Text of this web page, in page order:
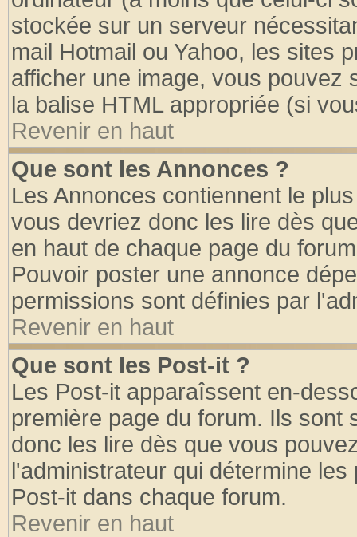
stockée sur un serveur
mail Hotmail ou Yahoo, les sites
afficher une image, vous pouvez
la balise HTML appropriée (si
Revenir en haut
Que sont les Annonces ?
Les Annonces contiennent le
vous devriez donc les lire dès
en haut de chaque page du
Pouvoir poster une annonce
permissions sont définies par
Revenir en haut
Que sont les Post-it ?
Les Post-it apparaîssent en-
première page du forum. Ils
donc les lire dès que vous
l'administrateur qui détermine
Post-it dans chaque forum.
Revenir en haut